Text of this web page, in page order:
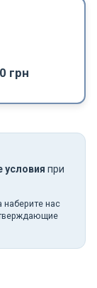
грн
условия при
наберите нас